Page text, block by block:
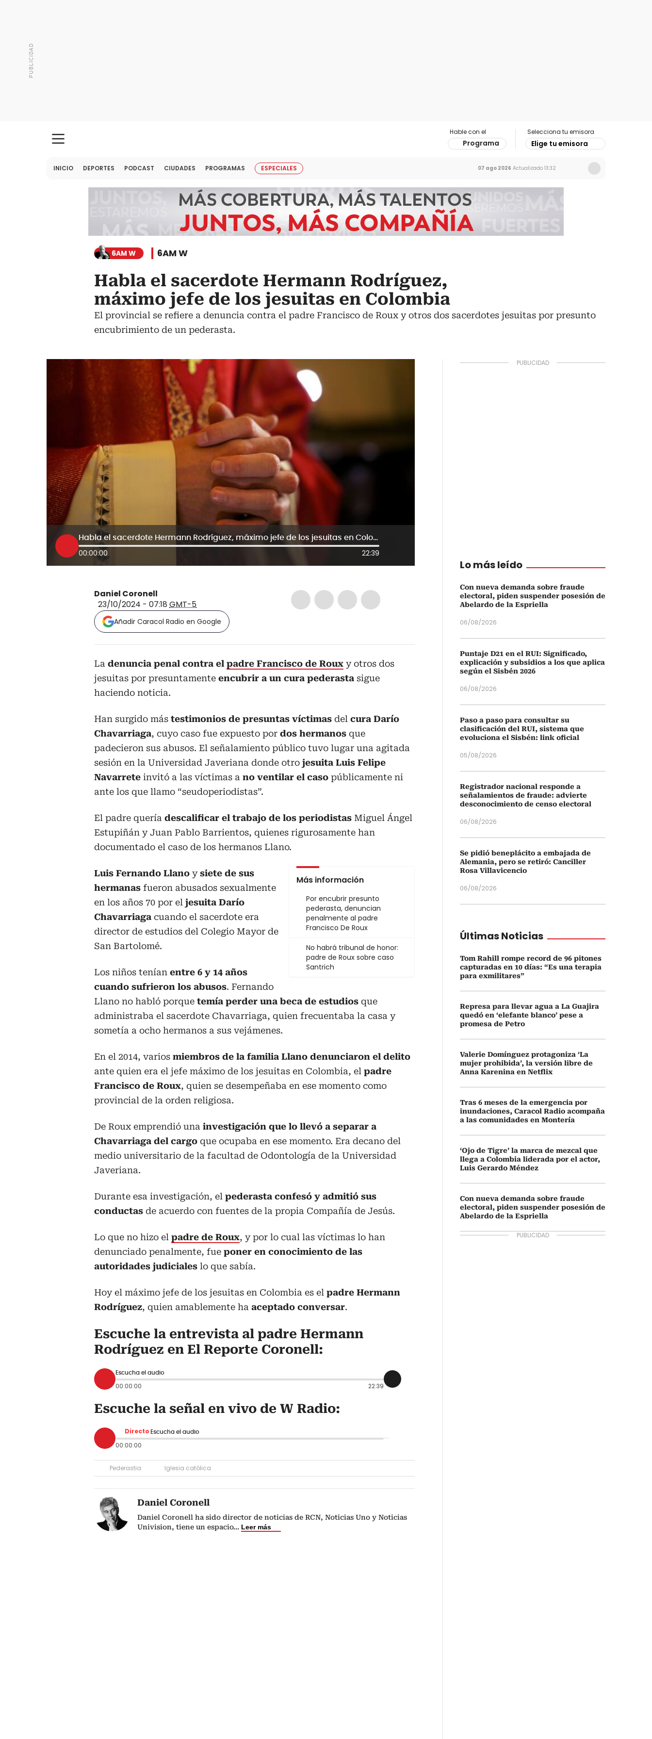
Hable con el
Programa
Selecciona tu emisora
Elige tu emisora
INICIO DEPORTES PODCAST CIUDADES PROGRAMAS ESPECIALES 07 ago 2026 Actualizado 13:32
6AM W 6AM W
Habla el sacerdote Hermann Rodríguez,
máximo jefe de los jesuitas en Colombia
El provincial se refiere a denuncia contra el padre Francisco de Roux y otros dos sacerdotes jesuitas por presunto
encubrimiento de un pederasta.
Habla el sacerdote Hermann Rodríguez, máximo jefe de los jesuitas en Colombia
00:00:00 22:39
Daniel Coronell
23/10/2024 - 07:18 GMT-5
Añadir Caracol Radio en Google
La denuncia penal contra el padre Francisco de Roux y otros dos
jesuitas por presuntamente encubrir a un cura pederasta sigue
haciendo noticia.
Han surgido más testimonios de presuntas víctimas del cura Darío
Chavarriaga, cuyo caso fue expuesto por dos hermanos que
padecieron sus abusos. El señalamiento público tuvo lugar una agitada
sesión en la Universidad Javeriana donde otro jesuita Luis Felipe
Navarrete invitó a las víctimas a no ventilar el caso públicamente ni
ante los que llamo “seudoperiodistas”.
El padre quería descalificar el trabajo de los periodistas Miguel Ángel
Estupiñán y Juan Pablo Barrientos, quienes rigurosamente han
documentado el caso de los hermanos Llano.
Más información
Por encubrir presunto
pederasta, denuncian
penalmente al padre
Francisco De Roux
No habrá tribunal de honor:
padre de Roux sobre caso
Santrich
Luis Fernando Llano ysiete de sus
hermanas fueron abusados sexualmente
en los años 70 por el jesuita Darío
Chavarriaga cuando el sacerdote era
director de estudios del Colegio Mayor de
San Bartolomé.
Los niños tenían entre 6 y 14 años
cuando sufrieron los abusos. Fernando
Llano no habló porque temía perder una beca de estudios que
administraba el sacerdote Chavarriaga, quien frecuentaba la casa y
sometía a ocho hermanos a sus vejámenes.
En el 2014, varios miembros de la familia Llano denunciaron el delito
ante quien era el jefe máximo de los jesuitas en Colombia, el padre
Francisco de Roux, quien se desempeñaba en ese momento como
provincial de la orden religiosa.
De Roux emprendió una investigación que lo llevó a separar a
Chavarriaga del cargo que ocupaba en ese momento. Era decano del
medio universitario de la facultad de Odontología de la Universidad
Javeriana.
Durante esa investigación, el pederasta confesó y admitió sus
conductas de acuerdo con fuentes de la propia Compañía de Jesús.
Lo que no hizo el padre de Roux, y por lo cual las víctimas lo han
denunciado penalmente, fue poner en conocimiento de las
autoridades judiciales lo que sabía.
Hoy el máximo jefe de los jesuitas en Colombia es el padre Hermann
Rodríguez, quien amablemente ha aceptado conversar.
Escuche la entrevista al padre Hermann
Rodríguez en El Reporte Coronell:
Escucha el audio
00:00:00 22:39
Escuche la señal en vivo de W Radio:
Directo Escucha el audio
00:00:00
Pederastia Iglesia católica
Daniel Coronell
Daniel Coronell ha sido director de noticias de RCN, Noticias Uno y Noticias
Univision, tiene un espacio... Leer más
Lo más leído
Con nueva demanda sobre fraude
electoral, piden suspender posesión de
Abelardo de la Espriella
06/08/2026
Puntaje D21 en el RUI: Significado,
explicación y subsidios a los que aplica
según el Sisbén 2026
06/08/2026
Paso a paso para consultar su
clasificación del RUI, sistema que
evoluciona el Sisbén: link oficial
05/08/2026
Registrador nacional responde a
señalamientos de fraude: advierte
desconocimiento de censo electoral
06/08/2026
Se pidió beneplácito a embajada de
Alemania, pero se retiró: Canciller
Rosa Villavicencio
06/08/2026
Últimas Noticias
Tom Rahill rompe record de 96 pitones
capturadas en 10 días: “Es una terapia
para exmilitares”
Represa para llevar agua a La Guajira
quedó en ‘elefante blanco’ pese a
promesa de Petro
Valerie Domínguez protagoniza ‘La
mujer prohibida’, la versión libre de
Anna Karenina en Netflix
Tras 6 meses de la emergencia por
inundaciones, Caracol Radio acompaña
a las comunidades en Montería
‘Ojo de Tigre’ la marca de mezcal que
llega a Colombia liderada por el actor,
Luis Gerardo Méndez
Con nueva demanda sobre fraude
electoral, piden suspender posesión de
Abelardo de la Espriella